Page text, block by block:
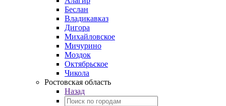
Беслан
Владикавказ
Дигора
Михайловское
Мичурино
Моздок
Октябрьское
Чикола
Ростовская область
Назад